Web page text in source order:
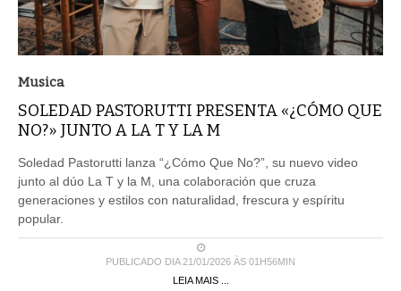
Musica
SOLEDAD PASTORUTTI PRESENTA «¿CÓMO QUE
NO?» JUNTO A LA T Y LA M
Soledad Pastorutti lanza “¿Cómo Que No?”, su nuevo video
junto al dúo La T y la M, una colaboración que cruza
generaciones y estilos con naturalidad, frescura y espíritu
popular.
PUBLICADO DIA 21/01/2026 ÀS 01H56MIN
LEIA MAIS ...